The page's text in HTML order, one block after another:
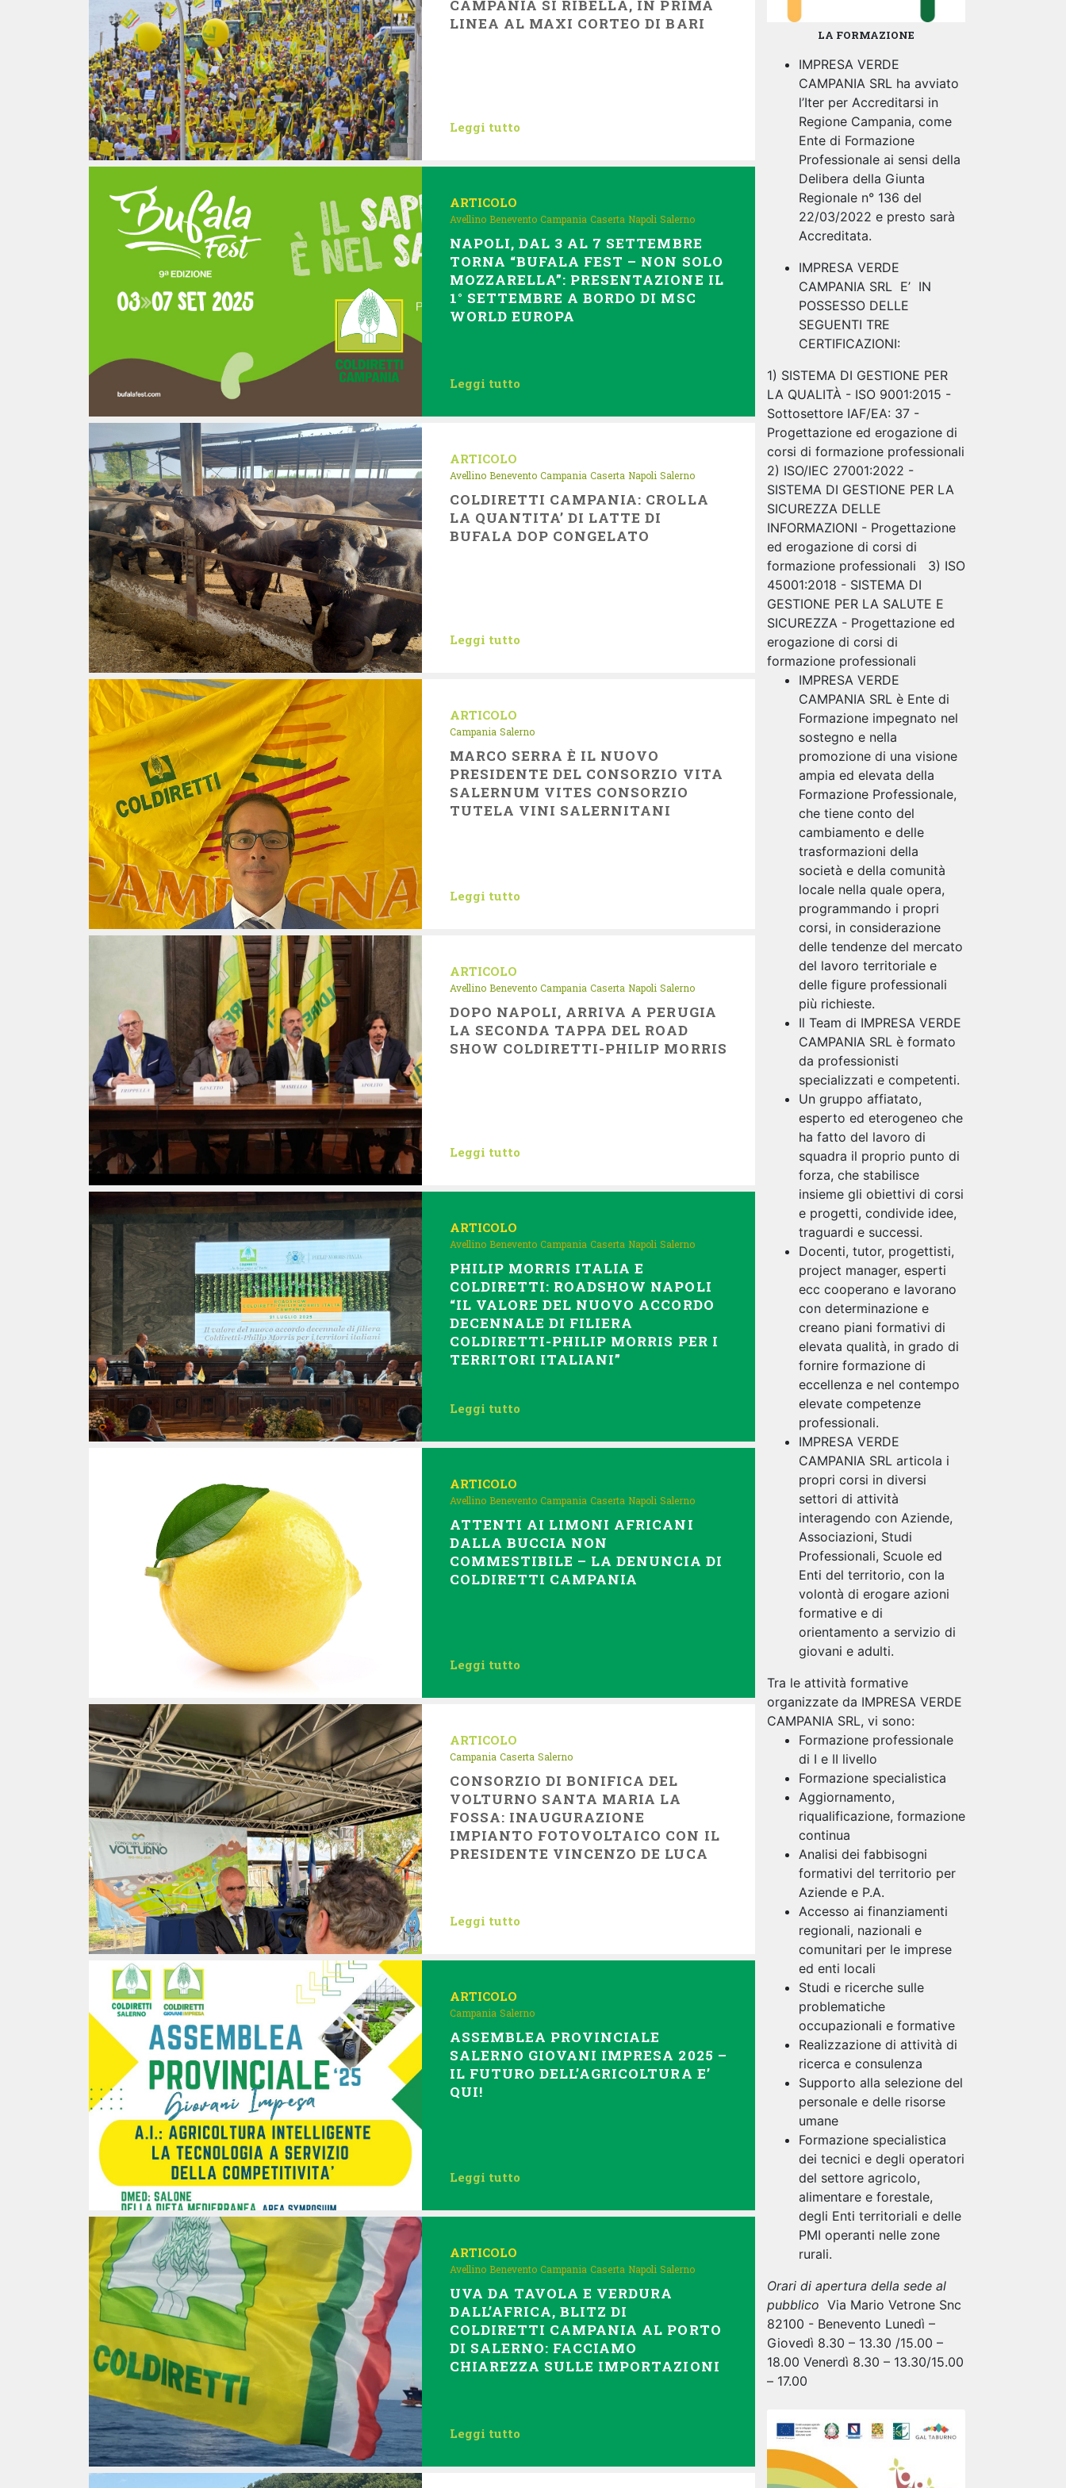
CAMPANIA SI RIBELLA, IN PRIMA
LINEA AL MAXI CORTEO DI BARI
Leggi tutto
ARTICOLO
Avellino Benevento Campania Caserta Napoli Salerno
NAPOLI, DAL 3 AL 7 SETTEMBRE
TORNA “BUFALA FEST – NON SOLO
MOZZARELLA”: PRESENTAZIONE IL
1° SETTEMBRE A BORDO DI MSC
WORLD EUROPA
Leggi tutto
ARTICOLO
Avellino Benevento Campania Caserta Napoli Salerno
COLDIRETTI CAMPANIA: CROLLA
LA QUANTITA’ DI LATTE DI
BUFALA DOP CONGELATO
Leggi tutto
ARTICOLO
Campania Salerno
MARCO SERRA È IL NUOVO
PRESIDENTE DEL CONSORZIO VITA
SALERNUM VITES CONSORZIO
TUTELA VINI SALERNITANI
Leggi tutto
ARTICOLO
Avellino Benevento Campania Caserta Napoli Salerno
DOPO NAPOLI, ARRIVA A PERUGIA
LA SECONDA TAPPA DEL ROAD
SHOW COLDIRETTI-PHILIP MORRIS
Leggi tutto
ARTICOLO
Avellino Benevento Campania Caserta Napoli Salerno
PHILIP MORRIS ITALIA E
COLDIRETTI: ROADSHOW NAPOLI
“IL VALORE DEL NUOVO ACCORDO
DECENNALE DI FILIERA
COLDIRETTI-PHILIP MORRIS PER I
TERRITORI ITALIANI”
Leggi tutto
ARTICOLO
Avellino Benevento Campania Caserta Napoli Salerno
ATTENTI AI LIMONI AFRICANI
DALLA BUCCIA NON
COMMESTIBILE – LA DENUNCIA DI
COLDIRETTI CAMPANIA
Leggi tutto
ARTICOLO
Campania Caserta Salerno
CONSORZIO DI BONIFICA DEL
VOLTURNO SANTA MARIA LA
FOSSA: INAUGURAZIONE
IMPIANTO FOTOVOLTAICO CON IL
PRESIDENTE VINCENZO DE LUCA
Leggi tutto
ARTICOLO
Campania Salerno
ASSEMBLEA PROVINCIALE
SALERNO GIOVANI IMPRESA 2025 –
IL FUTURO DELL’AGRICOLTURA E’
QUI!
Leggi tutto
ARTICOLO
Avellino Benevento Campania Caserta Napoli Salerno
UVA DA TAVOLA E VERDURA
DALL’AFRICA, BLITZ DI
COLDIRETTI CAMPANIA AL PORTO
DI SALERNO: FACCIAMO
CHIAREZZA SULLE IMPORTAZIONI
Leggi tutto
LA FORMAZIONE
IMPRESA VERDE
CAMPANIA SRL ha avviato
l’Iter per Accreditarsi in
Regione Campania, come
Ente di Formazione
Professionale ai sensi della
Delibera della Giunta
Regionale n° 136 del
22/03/2022 e presto sarà
Accreditata.
IMPRESA VERDE
CAMPANIA SRL E’ IN
POSSESSO DELLE
SEGUENTI TRE
CERTIFICAZIONI:
1) SISTEMA DI GESTIONE PER
LA QUALITÀ - ISO 9001:2015 -
Sottosettore IAF/EA: 37 -
Progettazione ed erogazione di
corsi di formazione professionali
2) ISO/IEC 27001:2022 -
SISTEMA DI GESTIONE PER LA
SICUREZZA DELLE
INFORMAZIONI - Progettazione
ed erogazione di corsi di
formazione professionali 3) ISO
45001:2018 - SISTEMA DI
GESTIONE PER LA SALUTE E
SICUREZZA - Progettazione ed
erogazione di corsi di
formazione professionali
IMPRESA VERDE
CAMPANIA SRL è Ente di
Formazione impegnato nel
sostegno e nella
promozione di una visione
ampia ed elevata della
Formazione Professionale,
che tiene conto del
cambiamento e delle
trasformazioni della
società e della comunità
locale nella quale opera,
programmando i propri
corsi, in considerazione
delle tendenze del mercato
del lavoro territoriale e
delle figure professionali
più richieste.
Il Team di IMPRESA VERDE
CAMPANIA SRL è formato
da professionisti
specializzati e competenti.
Un gruppo affiatato,
esperto ed eterogeneo che
ha fatto del lavoro di
squadra il proprio punto di
forza, che stabilisce
insieme gli obiettivi di corsi
e progetti, condivide idee,
traguardi e successi.
Docenti, tutor, progettisti,
project manager, esperti
ecc cooperano e lavorano
con determinazione e
creano piani formativi di
elevata qualità, in grado di
fornire formazione di
eccellenza e nel contempo
elevate competenze
professionali.
IMPRESA VERDE
CAMPANIA SRL articola i
propri corsi in diversi
settori di attività
interagendo con Aziende,
Associazioni, Studi
Professionali, Scuole ed
Enti del territorio, con la
volontà di erogare azioni
formative e di
orientamento a servizio di
giovani e adulti.
Tra le attività formative
organizzate da IMPRESA VERDE
CAMPANIA SRL, vi sono:
Formazione professionale
di I e II livello
Formazione specialistica
Aggiornamento,
riqualificazione, formazione
continua
Analisi dei fabbisogni
formativi del territorio per
Aziende e P.A.
Accesso ai finanziamenti
regionali, nazionali e
comunitari per le imprese
ed enti locali
Studi e ricerche sulle
problematiche
occupazionali e formative
Realizzazione di attività di
ricerca e consulenza
Supporto alla selezione del
personale e delle risorse
umane
Formazione specialistica
dei tecnici e degli operatori
del settore agricolo,
alimentare e forestale,
degli Enti territoriali e delle
PMI operanti nelle zone
rurali.
Orari di apertura della sede al
pubblico Via Mario Vetrone Snc
82100 - Benevento Lunedì –
Giovedì 8.30 – 13.30 /15.00 –
18.00 Venerdì 8.30 – 13.30/15.00
– 17.00